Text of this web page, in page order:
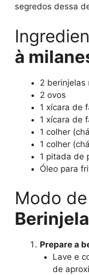
segredos dessa
à
2 berinjelas
2 ovos
1 xícara de
1 xícara de
1 colher
1 colher
1 pitada de
Óleo para
Modo
Prepare a
Lave e
de